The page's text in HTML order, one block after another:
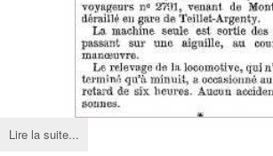
Lire la suite...